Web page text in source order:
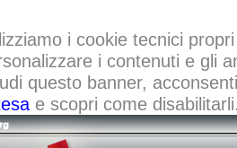
i cookie tecnici
i contenuti e gli
questo banner,
e scopri come